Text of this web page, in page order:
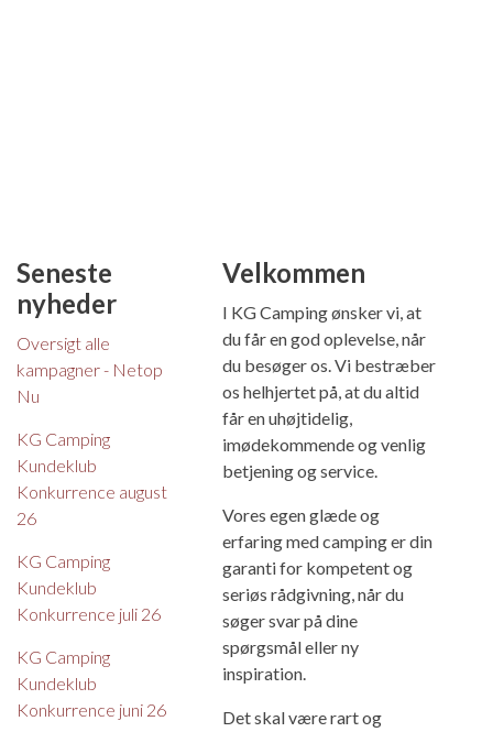
Seneste
nyheder
Oversigt alle
kampagner - Netop
Nu
KG Camping
Kundeklub
Konkurrence august
26
KG Camping
Kundeklub
Konkurrence juli 26
KG Camping
Kundeklub
Konkurrence juni 26
Velkommen
I KG Camping ønsker vi, at
du får en god oplevelse, når
du besøger os. Vi bestræber
os helhjertet på, at du altid
får en uhøjtidelig,
imødekommende og venlig
betjening og service.
Vores egen glæde og
erfaring med camping er din
garanti for kompetent og
seriøs rådgivning, når du
søger svar på dine
spørgsmål eller ny
inspiration.
Det skal være rart og